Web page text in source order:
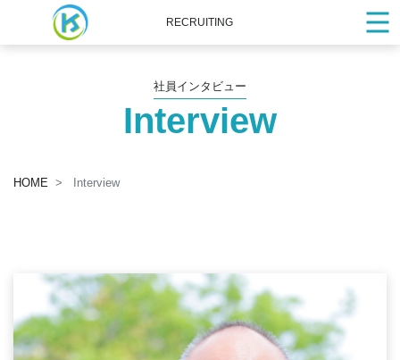
RECRUITING
社員インタビュー
Interview
HOME Interview